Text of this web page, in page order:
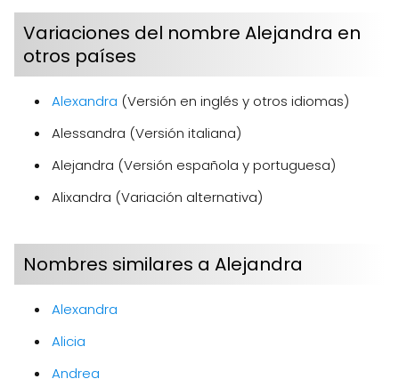
Variaciones del nombre Alejandra en
otros países
Alexandra (Versión en inglés y otros idiomas)
Alessandra (Versión italiana)
Alejandra (Versión española y portuguesa)
Alixandra (Variación alternativa)
Nombres similares a Alejandra
Alexandra
Alicia
Andrea